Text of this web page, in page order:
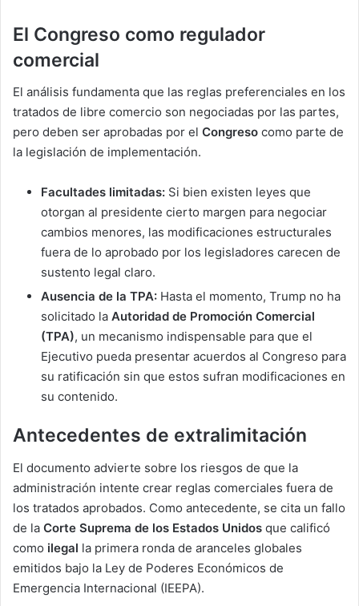
El Congreso como regulador
comercial
El análisis fundamenta que las reglas preferenciales en los
tratados de libre comercio son negociadas por las partes,
pero deben ser aprobadas por el Congreso como parte de
la legislación de implementación.
Facultades limitadas: Si bien existen leyes que
otorgan al presidente cierto margen para negociar
cambios menores, las modificaciones estructurales
fuera de lo aprobado por los legisladores carecen de
sustento legal claro.
Ausencia de la TPA: Hasta el momento, Trump no ha
solicitado la Autoridad de Promoción Comercial
(TPA), un mecanismo indispensable para que el
Ejecutivo pueda presentar acuerdos al Congreso para
su ratificación sin que estos sufran modificaciones en
su contenido.
Antecedentes de extralimitación
El documento advierte sobre los riesgos de que la
administración intente crear reglas comerciales fuera de
los tratados aprobados. Como antecedente, se cita un fallo
de la Corte Suprema de los Estados Unidos que calificó
como ilegal la primera ronda de aranceles globales
emitidos bajo la Ley de Poderes Económicos de
Emergencia Internacional (IEEPA).